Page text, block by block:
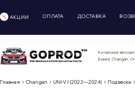
АКЦИИ ОПЛАТА ДОСТАВКА
Китайские
Exeed, Changan,
Главная Changan UNI-V I (2022—2024) Подвеска